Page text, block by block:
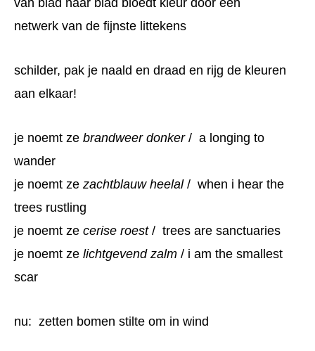
van blad naar blad bloedt kleur door een
netwerk van de fijnste littekens
schilder, pak je naald en draad en rijg de kleuren
aan elkaar!
je noemt ze brandweer donker/ a longing to
wander
je noemt ze zachtblauw heelal/ when i hear the
trees rustling
je noemt ze cerise roest/ trees are sanctuaries
je noemt ze lichtgevend zalm / i am the smallest
scar
nu: zetten bomen stilte om in wind